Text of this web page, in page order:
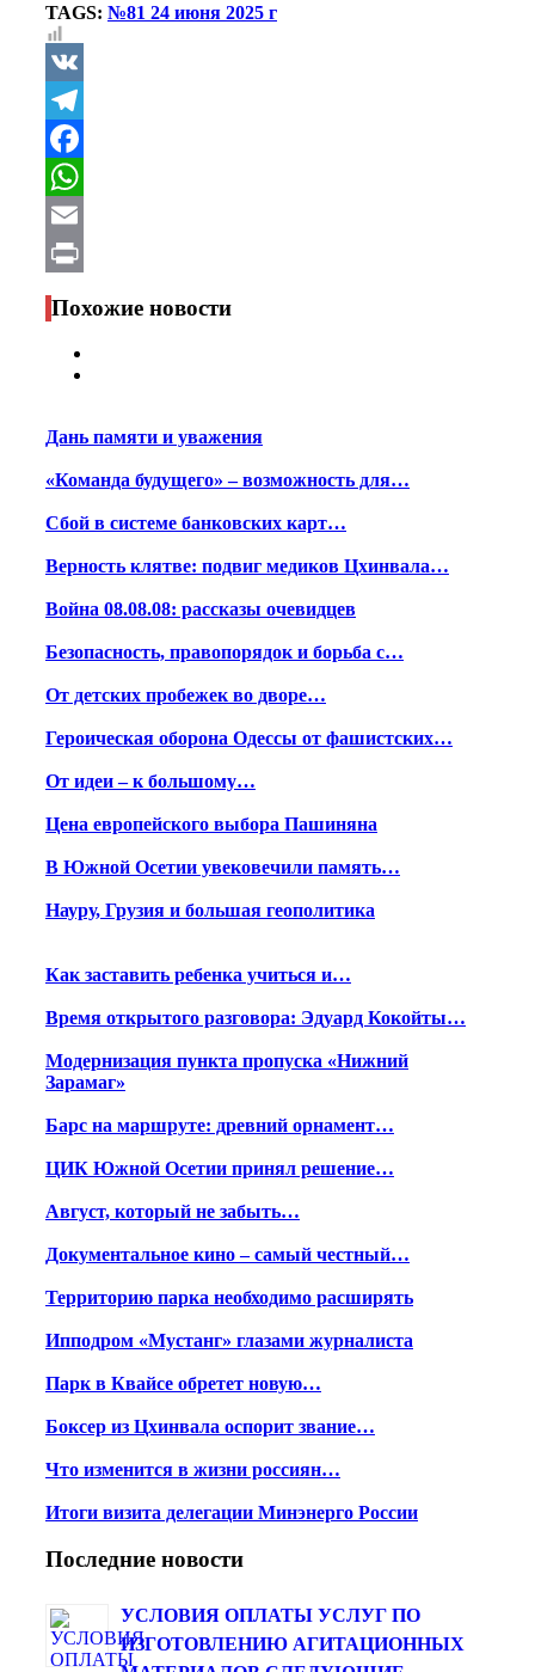
TAGS: №81 24 июня 2025 г
VK
Telegram
Facebook
WhatsApp
Email
Print
Похожие новости
Дань памяти и уважения
«Команда будущего» – возможность для…
Сбой в системе банковских карт…
Верность клятве: подвиг медиков Цхинвала…
Война 08.08.08: рассказы очевидцев
Безопасность, правопорядок и борьба с…
От детских пробежек во дворе…
Героическая оборона Одессы от фашистских…
От идеи – к большому…
Цена европейского выбора Пашиняна
В Южной Осетии увековечили память…
Науру, Грузия и большая геополитика
Как заставить ребенка учиться и…
Время открытого разговора: Эдуард Кокойты…
Модернизация пункта пропуска «Нижний
Зарамаг»
Барс на маршруте: древний орнамент…
ЦИК Южной Осетии принял решение…
Август, который не забыть…
Документальное кино – самый честный…
Территорию парка необходимо расширять
Ипподром «Мустанг» глазами журналиста
Парк в Квайсе обретет новую…
Боксер из Цхинвала оспорит звание…
Что изменится в жизни россиян…
Итоги визита делегации Минэнерго России
Последние новости
УСЛОВИЯ ОПЛАТЫ УСЛУГ ПО
ИЗГОТОВЛЕНИЮ АГИТАЦИОННЫХ